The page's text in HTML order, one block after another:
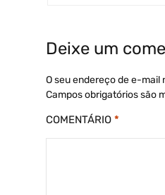
Deixe um
O seu endereço de e-mail
Campos obrigatórios são
COMENTÁRIO *